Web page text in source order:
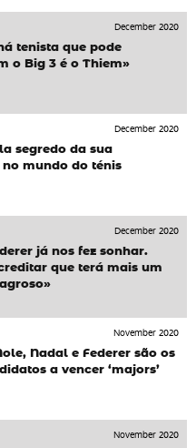
December 2020
tenista que pode
o Big 3 é o Thiem»
December 2020
segredo da sua
mundo do ténis
December 2020
já nos fez sonhar.
que terá mais um
November 2020
Nadal e Federer são os
a vencer ‘majors’
November 2020